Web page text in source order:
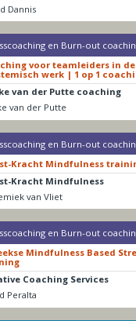
Dannis
en Burn-out
voor teamleiders in
werk | 1 op 1
van der Putte coaching
van der Putte
en Burn-out
Kracht Mindfulness
Kracht Mindfulness
van Vliet
en Burn-out
Mindfulness Based
Coaching Services
Peralta